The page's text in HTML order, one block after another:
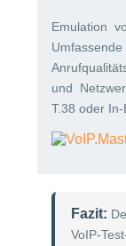
Emulation
und
T.38 oder In-
Fazit:
VoIP-